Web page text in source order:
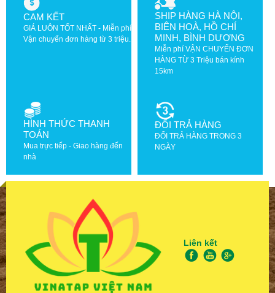
CAM KẾT
GIÁ LUÔN TỐT NHẤT - Miễn phí
Vận chuyển đơn hàng từ 3 triệu.
SHIP HÀNG HÀ NỘI,
BIÊN HOÀ, HỒ CHÍ
MINH, BÌNH DƯƠNG
Miễn phí VẬN CHUYỂN ĐƠN
HÀNG TỪ 3 Triệu bán kính
15km
HÌNH THỨC THANH
TOÁN
Mua trực tiếp - Giao hàng đến
nhà
ĐỔI TRẢ HÀNG
ĐỔI TRẢ HÀNG TRONG 3
NGÀY
Liên kết